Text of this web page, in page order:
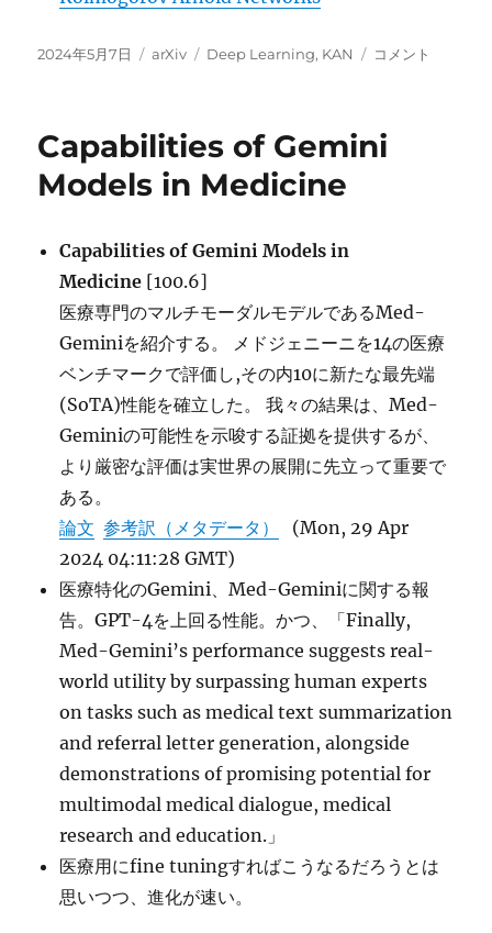
投
2024年5月7日
カ
ー
arXiv
タ
Deep Learning, KAN
KAN:
に
コメント
Capabilities of Gemini
Models in Medicine
Capabilities of Gemini Models in
Medicine [100.6]
医療専門のマルチモーダルモデルであるMed-
Geminiを紹介する。 メドジェニーニを14の医療
ベンチマークで評価し,その内10に新たな最先端
(SoTA)性能を確立した。 我々の結果は、Med-
Geminiの可能性を示唆する証拠を提供するが、
より厳密な評価は実世界の展開に先立って重要で
ある。
論文 参考訳（メタデータ）
(Mon, 29 Apr
2024 04:11:28 GMT)
医療特化のGemini、Med-Geminiに関する報
告。GPT-4を上回る性能。かつ、「Finally,
Med-Gemini’s performance suggests real-
world utility by surpassing human experts
on tasks such as medical text summarization
and referral letter generation, alongside
demonstrations of promising potential for
multimodal medical dialogue, medical
research and education.」
医療用にfine tuningすればこうなるだろうとは
思いつつ、進化が速い。